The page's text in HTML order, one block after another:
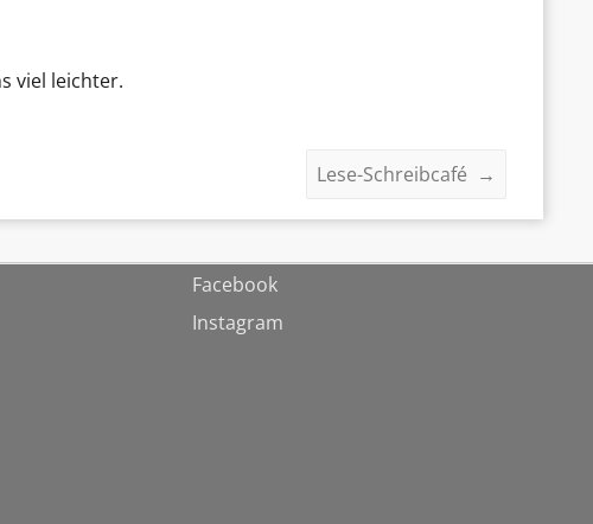
viel leichter.
Lese-Schreibcafé →
Facebook
Instagram